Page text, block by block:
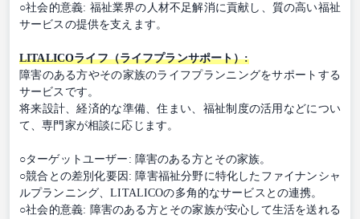
○社会的意義: 福祉業界の人材不足解消に貢献し、質の高い福祉
サービスの提供を支えます。
LITALICOライフ（ライフプランサポート）:
障害のある方やその家族のライフプランニングをサポートする
サービスです。
将来設計、経済的な準備、住まい、福祉制度の活用などについ
て、専門家が相談に応じます。
○ターゲットユーザー: 障害のある方とその家族。
○競合との差別化要因: 障害福祉分野に特化したファイナンシャ
ルプランニング、LITALICOの多角的なサービスとの連携。
○社会的意義: 障害のある方とその家族が安心して生活を送れる